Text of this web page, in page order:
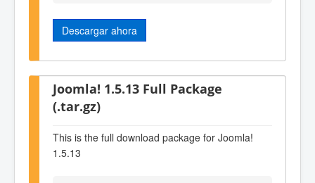
Descargar ahora
Joomla! 1.5.13 Full Package
(.tar.gz)
This is the full download package for Joomla!
1.5.13